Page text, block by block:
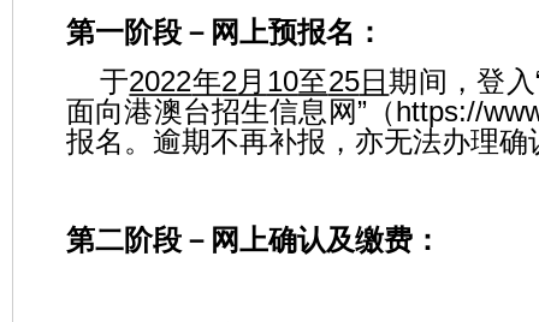
第一阶段 － 网上预报名：
于2022年2月 10至25日期间，登入
面向港澳台招生信息网”（https://
报名。逾期不再补报，亦无法办理
第二阶段 － 网上确认及缴费：